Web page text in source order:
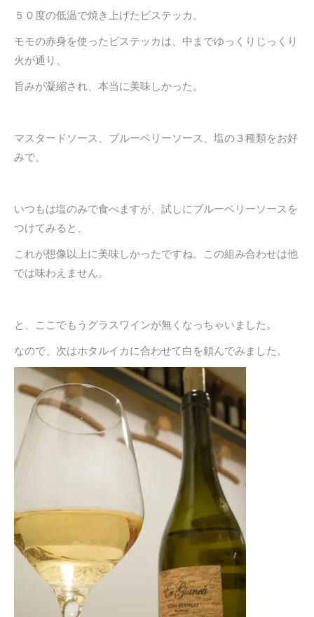
５０度の低温で焼き上げたビステッカ。
モモの赤身を使ったビステッカは、中までゆっくりじっくり
火が通り、
旨みが凝縮され、本当に美味しかった。
マスタードソース、ブルーベリーソース、塩の３種類をお好
みで。
いつもは塩のみで食べますが、試しにブルーベリーソースを
つけてみると、
これが想像以上に美味しかったですね。この組み合わせは他
では味わえません。
と、ここでもうグラスワインが無くなっちゃいました。
なので、次はホタルイカに合わせて白を頼んでみました。